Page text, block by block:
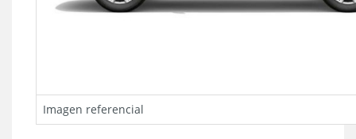
Imagen referencial